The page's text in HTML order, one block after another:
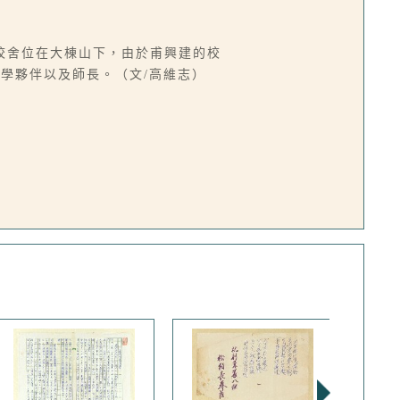
位在大棟山下，由於甫興建的校
夥伴以及師長。（文/高維志）